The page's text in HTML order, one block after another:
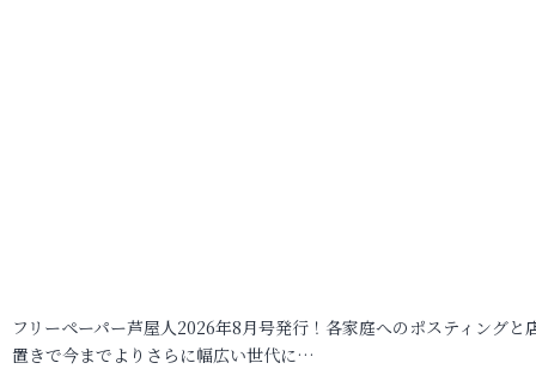
フリーペーパー芦屋人2026年8月号発行！各家庭へのポスティングと
置きで今までよりさらに幅広い世代に…